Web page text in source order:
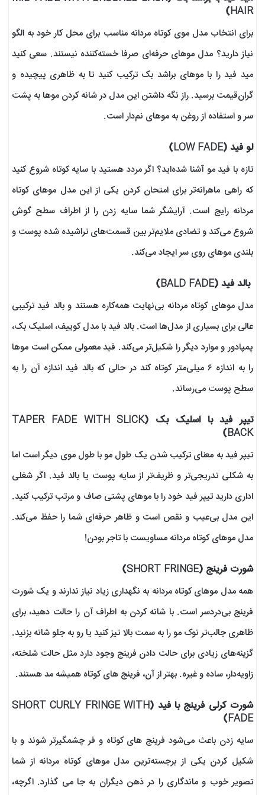
HAIR)
برای انتخاب مدل موی کوتاه مردانه مناسب برای محل کار خود به الگو
نیاز دارید؟ مدل موهای حرفه‌ای صرفا خسته‌کننده نیستند. سعی کنید
مید فید را با موهای براشد بک ترکیب کنید تا به ظاهری پیچیده و
گران‌قیمت برسید. راز نگه داشتن این مدل در شانه کردن موها به پشت
سر و استفاده از روغن‌ به موهای نم‌دار است.
لو فید (LOW FADE)
تازه با فید مو آشنا شده‌اید؟ اگر مردد هستید با سایه کوتاه شروع کنید
که راهی ماهرانه‌تر برای امتحان کردن یکی از این مدل موهای کوتاه
مردانه رایج است. آرایشگر شما سایه زدن را از اطراف سطح گوش
شروع می‌کند و تضادی ملایم‌تر بین قسمت‌های تراشیده شده پوست و
بلندی موهای روی سر ایجاد می‌کند.
بالد فید (BALD FADE)
مدل موهای کوتاه مردانه بی‌نهایت همه‌کاره هستند و بالد فید ترکیبی
عالی برای بسیاری از مدل‌ها است. بالد فید با مدل کوییف، اسلیک بک،
پمپادور و موارد دیگر را شکیل‌تر می‌کند. فید معمولی ممکن است موها
را به اندازه ۶ میلی‌متر کوتاه کند در حالی که بالد فید اندازه آن را به
سطح پوست می‌رساند.
تیپر فید با اسلیک بک (TAPER FADE WITH SLICK
BACK)
تیپر فید به معنای ترکیب شدن یک طول مو با طول موی دیگر است اما
به شکلی تدریجی‌تر و ظریف‌تر از سایه پوست یا بالد فید. اگر شغلی
اداری دارید تیپر فید خود را با موهای پشتی صاف و مرتب ترکیب کنید.
این مدل بی‌عیب ‌و نقص است و ظاهر حرفه‌ای شما را حفظ می‌کند.
مدل موهای کوتاه مردانه مساویست با تاجر بودن!
شورت فرینج (SHORT FRINGE)
همه مدل موهای کوتاه مردانه به نگهداری زیاد نیاز ندارند و یک شورت
فرینج بی‌دردسر است. با شانه کردن به اطراف آن را حالت دهید، برای
ظاهری جالب‌تر نوک مو را به سمت بالا تیز کنید یا رو به جلو شانه بزنید.
گزینه‌های زیادی برای حالت دادن فرینج وجود دارد مثل حالت شلخته،
زاویه‌دار، ساده و غیره. بهتر از آن، فرینج های کوتاه همیشه مد هستند.
شورت کرلی فرینج با فید (SHORT CURLY FRINGE WITH
FADE)
سایه زدن باعث می‌شود فرینج های کوتاه و فر چشمگیرتر شوند و با
شکیل کردن یکی از برجسته‌ترین مدل موهای کوتاه مردانه از شما
تصویر خوب و ماندگاری را در ذهن دیگران به جا می گذارد. اگرچه،